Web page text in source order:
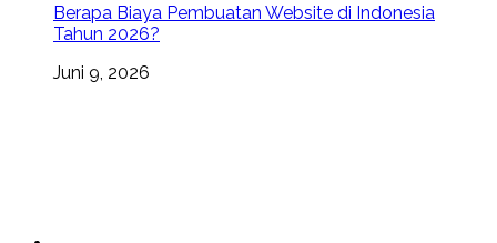
Berapa Biaya Pembuatan Website di Indonesia
Tahun 2026?
Juni 9, 2026